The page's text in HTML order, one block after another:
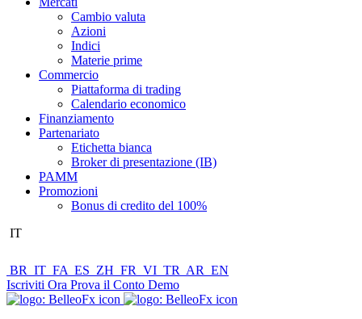
Cambio valuta
Azioni
Indici
Materie prime
Commercio
Piattaforma di trading
Calendario economico
Finanziamento
Partenariato
Etichetta bianca
Broker di presentazione (IB)
PAMM
Promozioni
Bonus di credito del 100%
IT
BR IT FA ES ZH FR VI TR AR EN
Iscriviti Ora Prova il Conto Demo